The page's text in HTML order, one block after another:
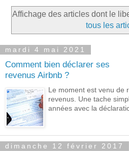
Affichage des articles dont le
tous les
mardi 4 mai 2021
Comment bien déclarer ses
revenus Airbnb ?
Le moment est venu de
revenus. Une tache
années avec la
dimanche 12 février 2017